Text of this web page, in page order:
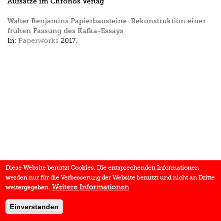
Walter Benjamins Papierbausteine. Rekonstruktion einer
frühen Fassung des Kafka-Essays
In: Paperworks 2017.
Diese Website benutzt Cookies. Die entsprechenden Informationen
werden nur für die Verbesserung der Website benutzt und nicht an Dritte
weitergegeben. Weitere Informationen
Einverstanden